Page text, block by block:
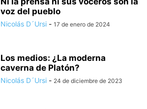
voz del pueblo
Nicolás D´Ursi - 17 de enero de 2024
Los medios: ¿La moderna
caverna de Platón?
Nicolás D´Ursi - 24 de diciembre de 2023